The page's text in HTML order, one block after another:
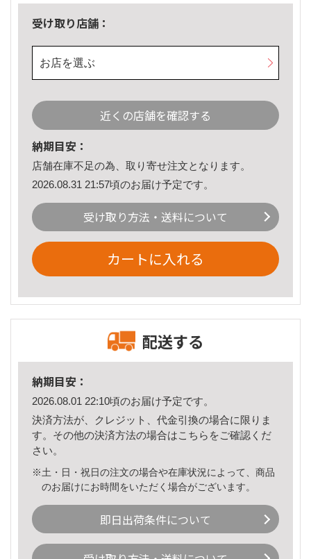
受け取り店舗：
お店を選ぶ
近くの店舗を確認する
納期目安：
店舗在庫不足の為、取り寄せ注文となります。
2026.08.31 21:57頃のお届け予定です。
受け取り方法・送料について
カートに入れる
配送する
納期目安：
2026.08.01 22:10頃のお届け予定です。
決済方法が、クレジット、代金引換の場合に限りま
す。その他の決済方法の場合はこちら をご確認くだ
さい。
※土・日・祝日の注文の場合や在庫状況によって、商品
のお届けにお時間をいただく場合がございます。
即日出荷条件について